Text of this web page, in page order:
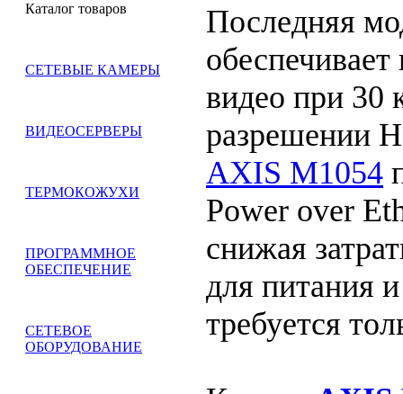
Каталог товаров
СЕТЕВЫЕ КАМЕРЫ
ВИДЕОСЕРВЕРЫ
ТЕРМОКОЖУХИ
ПРОГРАММНОЕ
ОБЕСПЕЧЕНИЕ
СЕТЕВОЕ
ОБОРУДОВАНИЕ
Последняя
обеспечивает
видео при 30
разрешении
AXIS M1054
Power over
снижая
для питания
требуется